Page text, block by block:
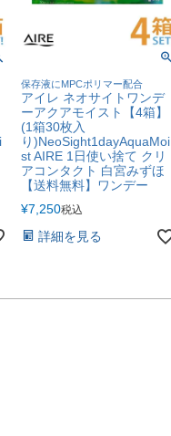
保存液にMPCポリマー配合
アイレ ネオサイトワンデ
ーアクアモイスト【4箱】
(1箱30枚入
り)NeoSight1dayAquaMoi
st AIRE 1日使い捨て クリ
アコンタクト 白宮みずほ
【送料無料】ワンデー
¥7,250税込
詳細を見る